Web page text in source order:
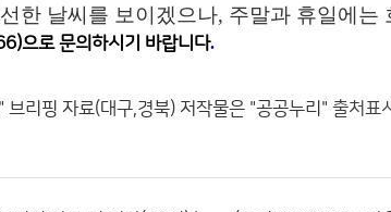
한 날씨를 보이겠으나, 주말과 휴일에는
으로 문의하시기 바랍니다.
리핑 자료(대구,경북) 저작물은 "공공누리" 출처표